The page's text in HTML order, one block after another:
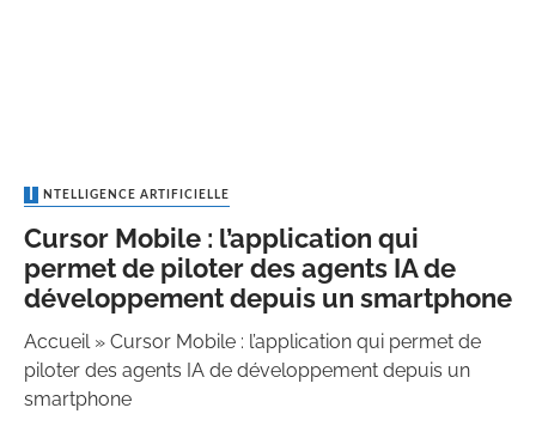
INTELLIGENCE ARTIFICIELLE
Cursor Mobile : l’application qui
permet de piloter des agents IA de
développement depuis un smartphone
Accueil» Cursor Mobile : l’application qui permet de
piloter des agents IA de développement depuis un
smartphone